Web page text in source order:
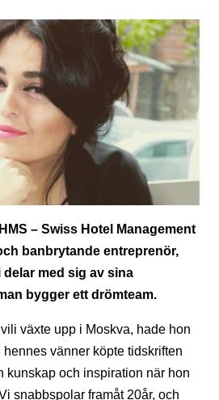
– Swiss Hotel Management
banbrytande entreprenör,
med sig av sina
bygger ett drömteam.
växte upp i Moskva, hade hon
vänner köpte tidskriften
kunskap och inspiration när hon
snabbspolar framåt 20år, och